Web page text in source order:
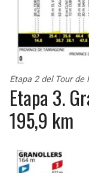
Etapa 2 del Tour de
Etapa 3.
195,9 km